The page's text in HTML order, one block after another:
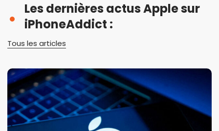
Les dernières actus Apple sur
iPhoneAddict :
Tous les articles